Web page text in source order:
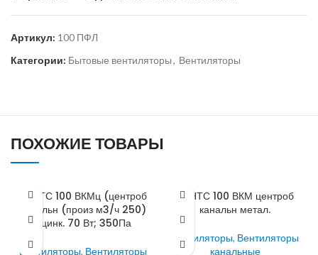
Артикул: 100 ПФЛ
Категории: Бытовые вентиляторы, Вентиляторы
ПОХОЖИЕ ТОВАРЫ
ВЕНТС 100 ВКМц (центроб
канальн (произ м3/ч 250)
оцинк. 70 Вт; 350Па
Вентиляторы, Вентиляторы
ВЕНТС 100 ВКМ центроб
канальн метал.
Вентиляторы, Вентиляторы
канальные